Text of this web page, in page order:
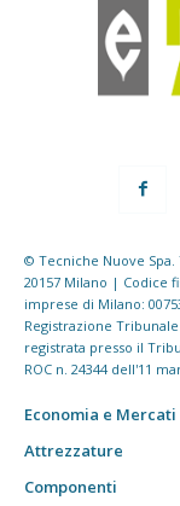
© Tecniche Nuove
20157 Milano | Codice
imprese di Milano:
Registrazione
registrata presso il
ROC n. 24344 dell'11
Economia e Mercati
Attrezzature
Componenti